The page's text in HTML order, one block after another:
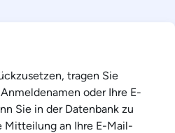
tragen Sie
oder Ihre E-
Sie in der Datenbank zu
Mitteilung an Ihre E-Mail-